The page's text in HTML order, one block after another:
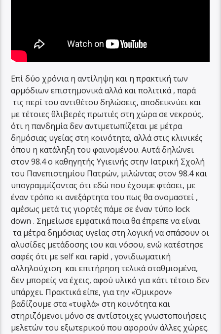
Επί δύο χρόνια η αντίληψη και η πρακτική των
αρμόδιων επιστημονικά αλλά και πολιτικά , παρά
τις περί του αντιθέτου δηλώσεις, αποδεικνύει και
με τέτοιες θλιβερές πρωτιές στη χώρα σε νεκρούς,
ότι η πανδημία δεν αντιμετωπίζεται με μέτρα
δημόσιας υγείας στη κοινότητα, αλλά στις κλινικές
όπου η κατάληξη του φαινομένου. Αυτά δηλώνει
στον 98.4 ο καθηγητής Υγιεινής στην Ιατρική Σχολή
του Πανεπιστημίου Πατρών, μιλώντας στον 98.4 και
υπογραμμίζοντας ότι εδώ που έχουμε φτάσει, με
έναν τρόπο κι ανεξάρτητα του πως θα ονομαστεί ,
αμέσως μετά τις γιορτές πάμε σε έναν τύπο lock
down . Σημείωσε εμφατικά ποια θα έπρεπε να είναι
τα μέτρα δημόσιας υγείας στη λογική να σπάσουν οι
αλυσίδες μετάδοσης ιου και νόσου, ενώ κατέστησε
σαφές ότι με self και rapid , γονιδιωματική
αλληλούχιση και επιτήρηση τελικά σταθμισμένα,
δεν μπορείς να έχεις, αφού υλικό για κάτι τέτοιο δεν
υπάρχει. Πρακτικά είπε, για την «Όμικρον»
βαδίζουμε στα «τυφλά» στη κοινότητα και
στηριζόμενοι μόνο σε αντίστοιχες γνωστοποιήσεις
μελετών του εξωτερικού που αφορούν άλλες χώρες.